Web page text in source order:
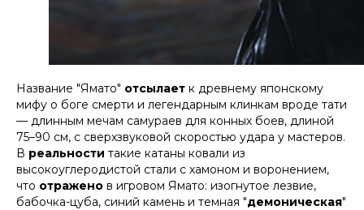
Название "Ямато" отсылает к древнему японскому
мифу о боге смерти и легендарным клинкам вроде тати
— длинным мечам самураев для конных боев, длиной
75–90 см, с сверхзвуковой скоростью удара у мастеров.
В реальности такие катаны ковали из
высокоуглеродистой стали с хамоном и воронением,
что отражено в игровом Ямато: изогнутое лезвие,
бабочка-цуба, синий камень и темная "демоническая"